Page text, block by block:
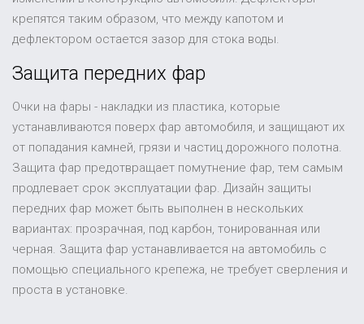
крепятся таким образом, что между капотом и
дефлектором остается зазор для стока воды.
Защита передних фар
Очки на фары - накладки из пластика, которые
устанавливаются поверх фар автомобиля, и защищают их
от попадания камней, грязи и частиц дорожного полотна.
Защита фар предотвращает помутнение фар, тем самым
продлевает срок эксплуатации фар. Дизайн защиты
передних фар может быть выполнен в нескольких
вариантах: прозрачная, под карбон, тонированная или
черная. Защита фар устанавливается на автомобиль с
помощью специального крепежа, не требует сверления и
проста в установке.